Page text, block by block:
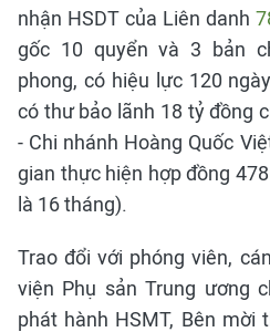
nhận HSDT của Liên danh
gốc 10 quyển và 3 bản
phong, có hiệu lực 120
có thư bảo lãnh 18 tỷ đồng
- Chi nhánh Hoàng Quốc
gian thực hiện hợp đồng
là 16 tháng).
Trao đổi với phóng viên,
viện Phụ sản Trung ương
phát hành HSMT, Bên mời